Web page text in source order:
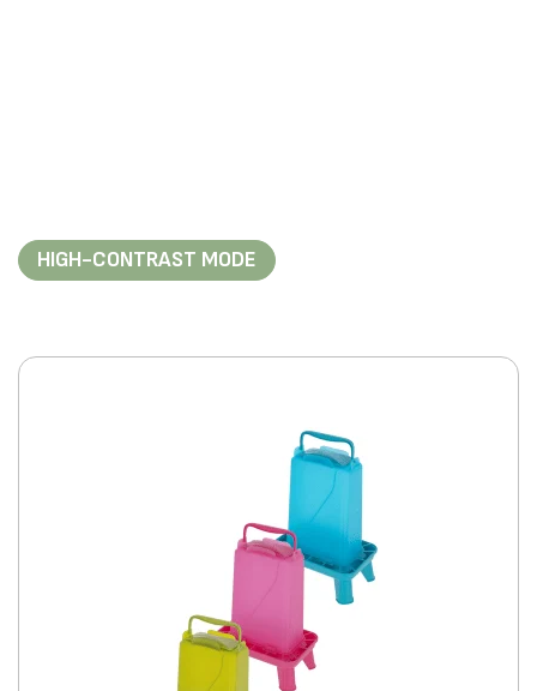
HIGH-CONTRAST MODE